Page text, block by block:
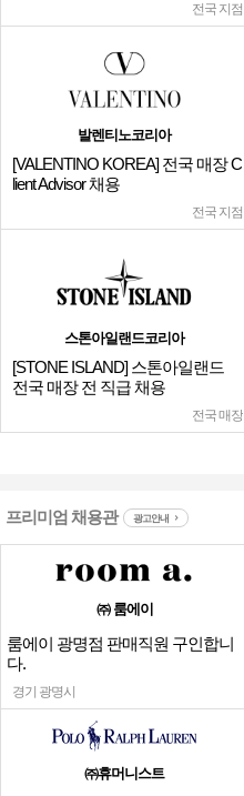
전국 지점
발렌티노코리아
[VALENTINO KOREA] 전국 매장 C
lient Advisor 채용
전국 지점
스톤아일랜드코리아
[STONE ISLAND] 스톤아일랜드
전국 매장 전 직급 채용
전국 매장
프리미엄 채용관 광고안내
㈜ 룸에이
룸에이 광명점 판매직원 구인합니
다.
경기 광명시
㈜휴머니스트